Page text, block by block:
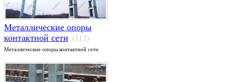
Металлические опоры
контактной сети (113)
Металлические опоры контактной сети